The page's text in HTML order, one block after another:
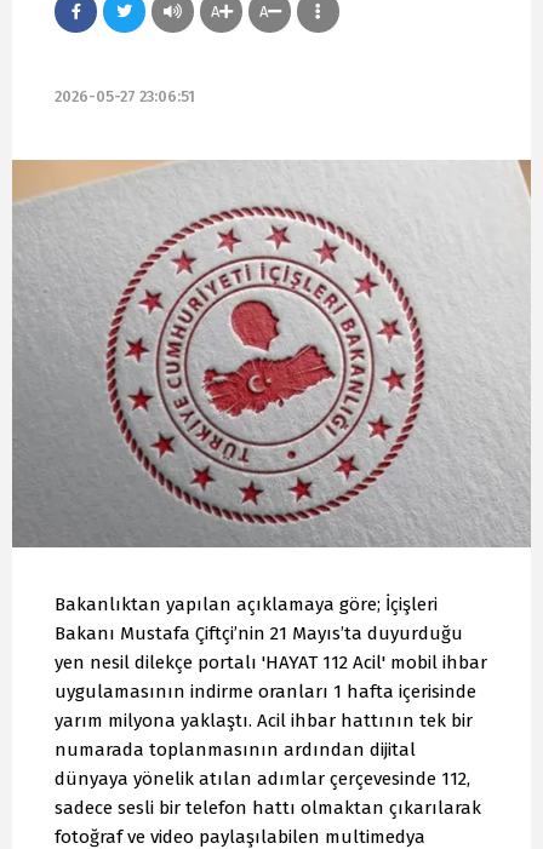
A A
2026-05-27 23:06:51
Bakanlıktan yapılan açıklamaya göre; İçişleri
Bakanı Mustafa Çiftçi’nin 21 Mayıs’ta duyurduğu
yen nesil dilekçe portalı 'HAYAT 112 Acil' mobil ihbar
uygulamasının indirme oranları 1 hafta içerisinde
yarım milyona yaklaştı. Acil ihbar hattının tek bir
numarada toplanmasının ardından dijital
dünyaya yönelik atılan adımlar çerçevesinde 112,
sadece sesli bir telefon hattı olmaktan çıkarılarak
fotoğraf ve video paylaşılabilen multimedya